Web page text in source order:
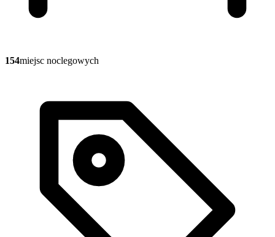
154miejsc noclegowych